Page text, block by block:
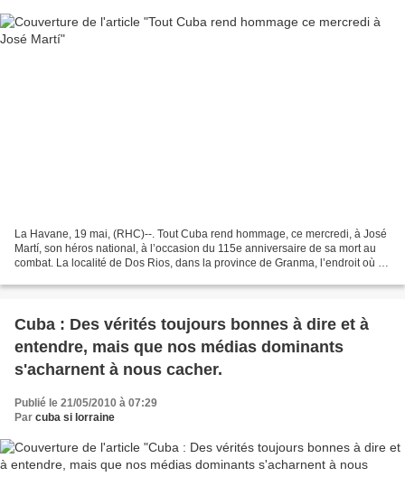
La Havane, 19 mai, (RHC)--. Tout Cuba rend hommage, ce mercredi, à José
Martí, son héros national, à l’occasion du 115e anniversaire de sa mort au
combat. La localité de Dos Rios, dans la province de Granma, l’endroit où il
Cuba : Des vérités toujours bonnes à dire et à
entendre, mais que nos médias dominants
s'acharnent à nous cacher.
Publié le 21/05/2010 à 07:29
Par cuba si lorraine